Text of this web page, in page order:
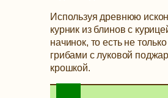
Используя древнюю
курник из блинов с
начинок, то есть не
грибами с луковой
крошкой.